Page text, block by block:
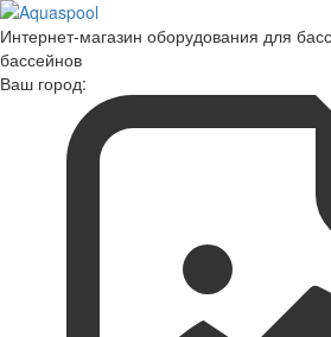
Интернет-магазин оборудования для
бассейнов
Ваш город: